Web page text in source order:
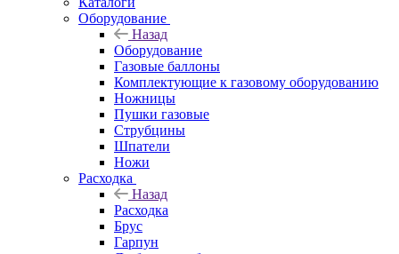
Оборудование
Назад
Оборудование
Газовые баллоны
Комплектующие к газовому оборудованию
Ножницы
Пушки газовые
Струбцины
Шпатели
Ножи
Расходка
Назад
Расходка
Брус
Гарпун